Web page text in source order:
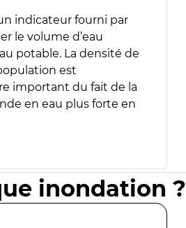
indicateur fourni par
le volume d’eau
potable. La densité de
est
important du fait de la
en eau plus forte en
inondation ?